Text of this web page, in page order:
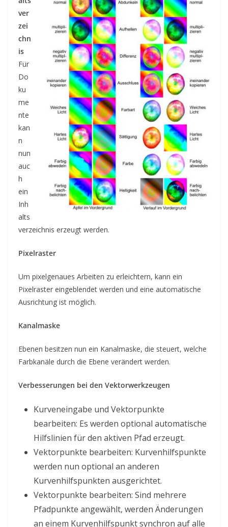
ver
zei
chn
is
Für
Do
ku
me
nte
kan
n
nun
auc
h
ein
Inh
alts
verzeichnis erzeugt werden.
Pixelraster
Um pixelgenaues Arbeiten zu erleichtern, kann ein
Pixelraster eingeblendet werden und eine automatische
Ausrichtung ist möglich.
Kanalmaske
Ebenen besitzen nun ein Kanalmaske, die steuert, welche
Farbkanäle durch die Ebene verändert werden.
Verbesserungen bei den Vektorwerkzeugen
Kurveneingabe und Vektorpunkte
bearbeiten: Es werden optional automatische
Hilfslinien für den aktiven Pfad erzeugt.
Vektorpunkte bearbeiten: Kurvenhilfspunkte
werden nun optional an anderen
Kurvenhilfspunkten ausgerichtet.
Vektorpunkte bearbeiten: Sind mehrere
Pfadpunkte angewählt, werden Änderungen
an einem Kurvenhilfspunkt synchron auf alle